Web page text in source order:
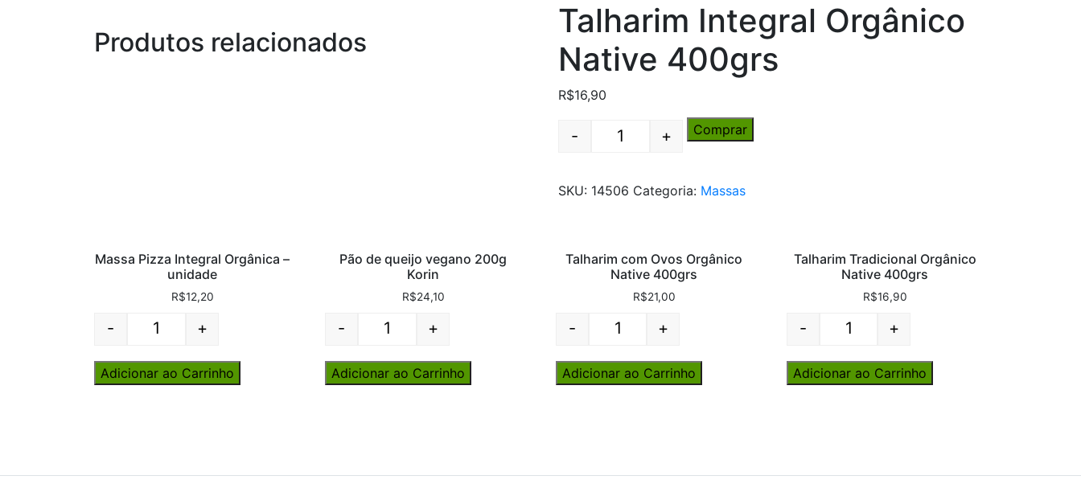
Talharim Integral Orgânico
Native 400grs
R$16,90
Quantity
- + Comprar
SKU: 14506 Categoria: Massas
Produtos relacionados
Massa Pizza Integral Orgânica –
unidade
R$12,20
Quantity
- +
Adicionar ao Carrinho
Pão de queijo vegano 200g
Korin
R$24,10
Quantity
- +
Adicionar ao Carrinho
Talharim com Ovos Orgânico
Native 400grs
R$21,00
Quantity
- +
Adicionar ao Carrinho
Talharim Tradicional Orgânico
Native 400grs
R$16,90
Quantity
- +
Adicionar ao Carrinho